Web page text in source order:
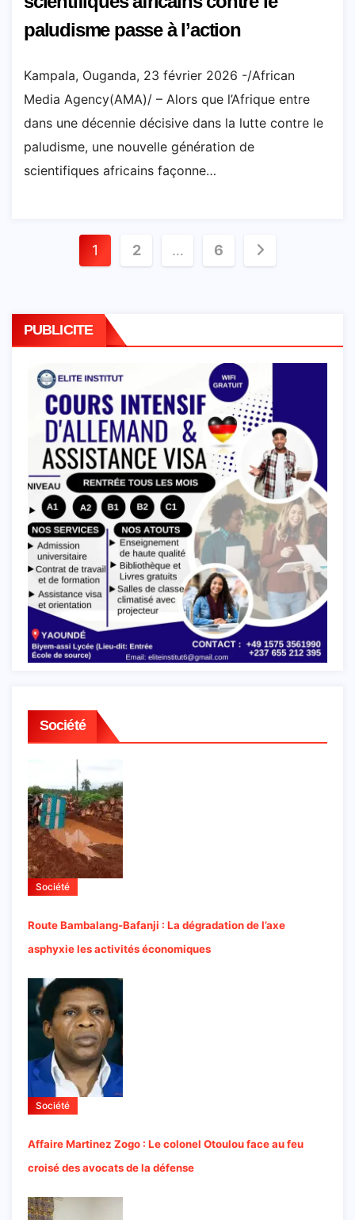
paludisme passe à l’action
Kampala, Ouganda, 23 février 2026 -/African
Media Agency(AMA)/ – Alors que l’Afrique entre
dans une décennie décisive dans la lutte contre le
paludisme, une nouvelle génération de
scientifiques africains façonne…
Pagination
publications
1 2 … 6
PUBLICITE
Société
Société
Route Bambalang-Bafanji : La dégradation de l’axe
asphyxie les activités économiques
Société
Affaire Martinez Zogo : Le colonel Otoulou face au feu
croisé des avocats de la défense